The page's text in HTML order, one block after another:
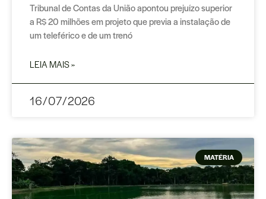
Tribunal de Contas da União apontou prejuízo superior
a R$ 20 milhões em projeto que previa a instalação de
um teleférico e de um trenó
LEIA MAIS »
16/07/2026
MATÉRIA